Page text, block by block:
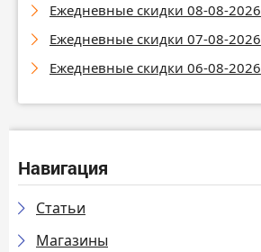
Ежедневные скидки 08-08-2026
Ежедневные скидки 07-08-2026
Ежедневные скидки 06-08-2026
Навигация
Статьи
Магазины